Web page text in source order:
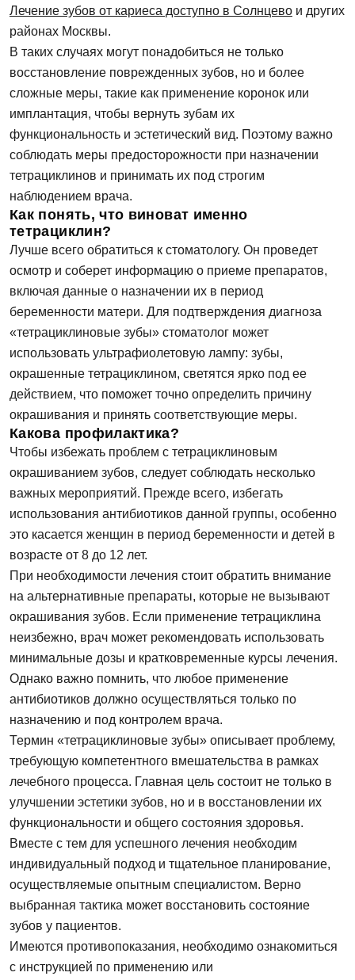
Лечение зубов от кариеса доступно в Солнцево и других
районах Москвы.
В таких случаях могут понадобиться не только
восстановление поврежденных зубов, но и более
сложные меры, такие как применение коронок или
имплантация, чтобы вернуть зубам их
функциональность и эстетический вид. Поэтому важно
соблюдать меры предосторожности при назначении
тетрациклинов и принимать их под строгим
наблюдением врача.
Как понять, что виноват именно
тетрациклин?
Лучше всего обратиться к стоматологу. Он проведет
осмотр и соберет информацию о приеме препаратов,
включая данные о назначении их в период
беременности матери. Для подтверждения диагноза
«тетрациклиновые зубы» стоматолог может
использовать ультрафиолетовую лампу: зубы,
окрашенные тетрациклином, светятся ярко под ее
действием, что поможет точно определить причину
окрашивания и принять соответствующие меры.
Какова профилактика?
Чтобы избежать проблем с тетрациклиновым
окрашиванием зубов, следует соблюдать несколько
важных мероприятий. Прежде всего, избегать
использования антибиотиков данной группы, особенно
это касается женщин в период беременности и детей в
возрасте от 8 до 12 лет.
При необходимости лечения стоит обратить внимание
на альтернативные препараты, которые не вызывают
окрашивания зубов. Если применение тетрациклина
неизбежно, врач может рекомендовать использовать
минимальные дозы и кратковременные курсы лечения.
Однако важно помнить, что любое применение
антибиотиков должно осуществляться только по
назначению и под контролем врача.
Термин «тетрациклиновые зубы» описывает проблему,
требующую компетентного вмешательства в рамках
лечебного процесса. Главная цель состоит не только в
улучшении эстетики зубов, но и в восстановлении их
функциональности и общего состояния здоровья.
Вместе с тем для успешного лечения необходим
индивидуальный подход и тщательное планирование,
осуществляемые опытным специалистом. Верно
выбранная тактика может восстановить состояние
зубов у пациентов.
Имеются противопоказания, необходимо ознакомиться
с инструкцией по применению или